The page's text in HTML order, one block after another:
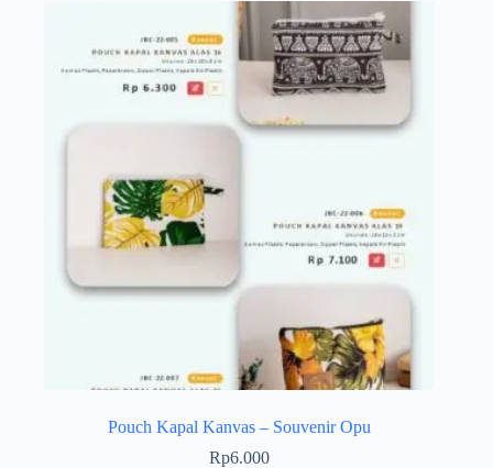
Pouch Kapal Kanvas – Souvenir Opu
Rp6.000